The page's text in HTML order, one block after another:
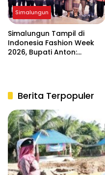
Simalungun
Simalungun Tampil di
Indonesia Fashion Week
2026, Bupati Anton:
Berita Terpopuler